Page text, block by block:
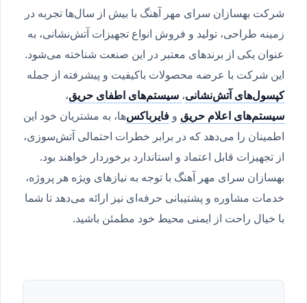
شرکت بهسازان سرای مهر آهنگ با بیش از سال‌ها تجربه در
زمینه طراحی، تولید و فروش انواع تجهیزات آتش‌نشانی، به
عنوان یکی از برندهای معتبر در این صنعت شناخته می‌شود.
این شرکت با عرضه محصولات باکیفیت و پیشرفته از جمله
کپسول‌های آتش‌نشانی،سیستم‌های اطفای حریق،
سیستم‌های اعلام حریقو فایرباکس‌ها، به مشتریان خود این
اطمینان را می‌دهد که در برابر خطرات احتمالی آتش‌سوزی،
از تجهیزات قابل اعتماد و استاندارد برخوردار خواهند بود.
بهسازان سرای مهر آهنگ با توجه به نیازهای ویژه هر پروژه،
خدمات مشاوره و پشتیبانی حرفه‌ای نیز ارائه می‌دهد تا شما
با خیال راحت از ایمنی محیط خود مطمئن باشید.